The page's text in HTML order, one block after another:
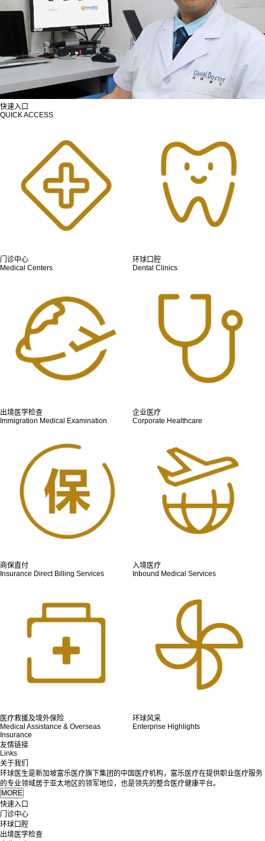
快速入口
QUICK ACCESS
门诊中心
Medical Centers
环球口腔
Dental Clinics
出境医学检查
Immigration Medical Examination
企业医疗
Corporate Healthcare
商保直付
Insurance Direct Billing Services
入境医疗
Inbound Medical Services
医疗救援及境外保险
Medical Assistance & Overseas
Insurance
环球风采
Enterprise Highlights
友情链接
Links
关于我们
环球医生是新加坡富乐医疗旗下集团的中国医疗机构，富乐医疗在提供职业医疗服务
的专业领域居于亚太地区的领军地位，也是领先的整合医疗健康平台。
快速入口
门诊中心
环球口腔
出境医学检查